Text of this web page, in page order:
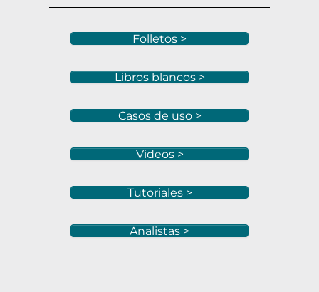
Folletos >
Libros blancos >
Casos de uso >
Videos >
Tutoriales >
Analistas >